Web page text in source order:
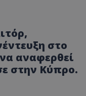
στο
αναφερθεί
στην Κύπρο.